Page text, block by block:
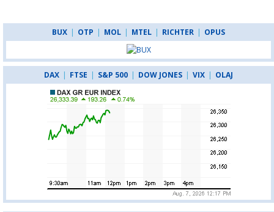
BUX | OTP | MOL | MTEL | RICHTER | OPUS
DAX | FTSE | S&P 500 | DOW JONES | VIX | OLAJ